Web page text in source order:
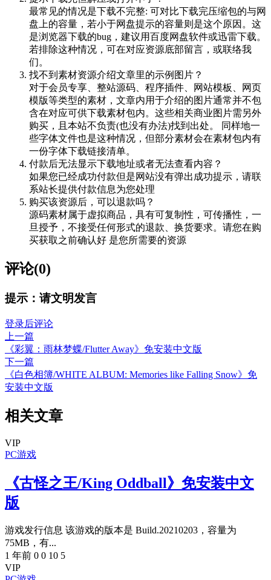
最常见的情况是下载不完整: 可对比下载完压缩包的与网
盘上的容量，若小于网盘提示的容量则是这个原因。这
是浏览器下载的bug，建议用百度网盘软件或迅雷下载。
若排除这种情况，可在对应资源底部留言，或联络我
们。
找不到素材资源介绍文章里的示例图片？
对于会员专享、整站源码、程序插件、网站模板、网页
模版等类型的素材，文章内用于介绍的图片通常并不包
含在对应可供下载素材包内。这些相关商业图片需另外
购买，且本站不负责(也没有办法)找到出处。 同样地一
些字体文件也是这种情况，但部分素材会在素材包内有
一份字体下载链接清单。
付款后无法显示下载地址或者无法查看内容？
如果您已经成功付款但是网站没有弹出成功提示，请联
系站长提供付款信息为您处理
购买该资源后，可以退款吗？
源码素材属于虚拟商品，具有可复制性，可传播性，一
旦授予，不接受任何形式的退款、换货要求。请您在购
买获取之前确认好 是您所需要的资源
评论(0)
提示：请文明发言
登录后评论
上一篇
《彩翼：雨林梦蝶/Flutter Away》免安装中文版
下一篇
《白色相簿/WHITE ALBUM: Memories like Falling Snow》免
安装中文版
相关文章
VIP
PC游戏
《古怪之王/King Oddball》免安装中文
版
游戏发行信息 该游戏的版本是 Build.20210203，容量为
75MB，有...
1 年前 0 0 10 5
VIP